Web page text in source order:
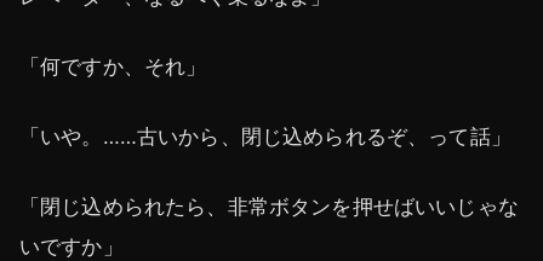
「何ですか、それ」
「いや。……古いから、閉じ込められるぞ、って話」
「閉じ込められたら、非常ボタンを押せばいいじゃな
いですか」